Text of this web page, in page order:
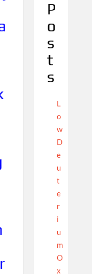
P
o
s
t
s
L
o
w
D
e
u
t
e
r
i
u
m
O
x